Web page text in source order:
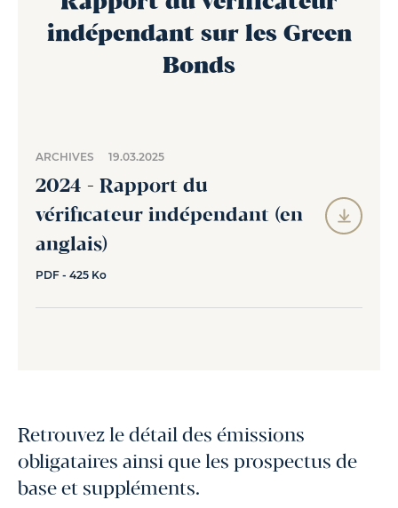
indépendant sur les Green
Bonds
ARCHIVES 19.03.2025
2024 - Rapport du
vérificateur indépendant (en
anglais)
PDF - 425 Ko
Retrouvez le détail des émissions
obligataires ainsi que les prospectus de
base et suppléments.